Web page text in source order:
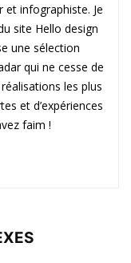
et infographiste. Je
site Hello design
une sélection
qui ne cesse de
les plus
et d’expériences
faim !